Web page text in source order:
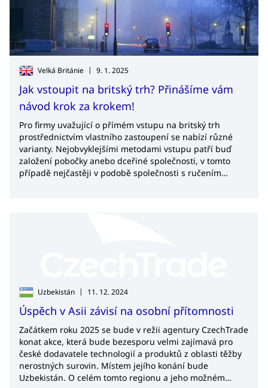
Velká Británie | 9. 1. 2025
Jak vstoupit na britský trh? Přinášíme vám
návod krok za krokem!
Pro firmy uvažující o přímém vstupu na britský trh
prostřednictvím vlastního zastoupení se nabízí různé
varianty. Nejobvyklejšími metodami vstupu patří buď
založení pobočky anebo dceřiné společnosti, v tomto
případě nejčastěji v podobě společnosti s ručením
Uzbekistán | 11. 12. 2024
Úspěch v Asii závisí na osobní přítomnosti
Začátkem roku 2025 se bude v režii agentury CzechTrade
konat akce, která bude bezesporu velmi zajímavá pro
české dodavatele technologií a produktů z oblasti těžby
nerostných surovin. Místem jejího konání bude
Uzbekistán. O celém tomto regionu a jeho možném